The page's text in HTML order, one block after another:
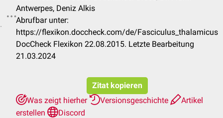
Antwerpes, Deniz Alkis
Abrufbar unter:
https://flexikon.doccheck.com/de/Fasciculus_thalamicus
DocCheck Flexikon 22.08.2015. Letzte Bearbeitung
21.03.2024
Zitat kopieren
Was zeigt hierher
Versionsgeschichte
Artikel
erstellen
Discord